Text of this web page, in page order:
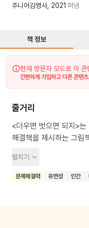
주니어김영사 2021 펴냄
책 정보
현재 방문자 모드로 이
간편하게 가입하고 다른 콘텐
줄거리
<더우면 벗으면 되지>
해결책을 제시하는 그림
답변을 제시해요. 예를
살찐 친구들을 만나면
펼치기
문제해결력 유연성 인간